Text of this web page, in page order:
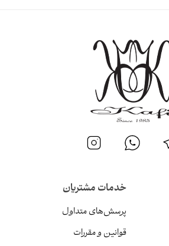
خدمات مشتریان
پرسش‌های متداول
قوانین و مقررات